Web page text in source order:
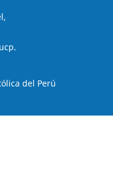
del Perú